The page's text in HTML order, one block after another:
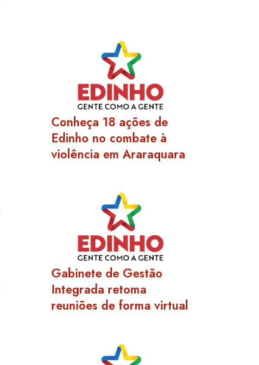
Conheça 18 ações de
Edinho no combate à
violência em Araraquara
Gabinete de Gestão
Integrada retoma
reuniões de forma virtual